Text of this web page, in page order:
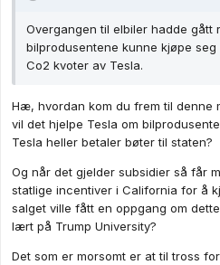
Overgangen til elbiler hadde gått
bilprodusentene kunne kjøpe
Co2 kvoter av Tesla.
Hæ, hvordan kom du frem til denne
vil det hjelpe Tesla om
Tesla heller betaler bøter til staten?
Og når det gjelder subsidier så får
statlige incentiver i California for å
salget ville fått en oppgang om
lært på Trump University?
Det som er morsomt er at til tross